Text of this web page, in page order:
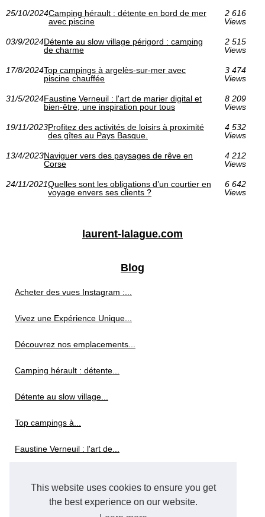
This website uses cookies to ensure you get
the best experience on our website.
25/10/2024Camping hérault : détente en bord de mer
avec piscine
2 616
Views
03/9/2024Détente au slow village périgord : camping
de charme
2 515
Views
17/8/2024Top campings à argelès-sur-mer avec
piscine chauffée
3 474
Views
31/5/2024Faustine Verneuil : l'art de marier digital et
bien-être, une inspiration pour tous
8 209
Views
19/11/2023Profitez des activités de loisirs à proximité
des gîtes au Pays Basque.
4 532
Views
13/4/2023Naviguer vers des paysages de rêve en
Corse
4 212
Views
24/11/2021Quelles sont les obligations d’un courtier en
voyage envers ses clients ?
6 642
Views
laurent-lalague.com
Blog
Acheter des vues Instagram :...
Vivez une Expérience Unique...
Découvrez nos emplacements...
Camping hérault : détente...
Détente au slow village...
Top campings à...
Faustine Verneuil : l'art de...
Naviguer vers des paysages de...